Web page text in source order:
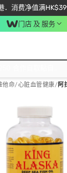
．消费净值满
成为易赏钱会员尽享
单买满$450 输入
门店 及 服务
他命/心脏血管健康/ 阿